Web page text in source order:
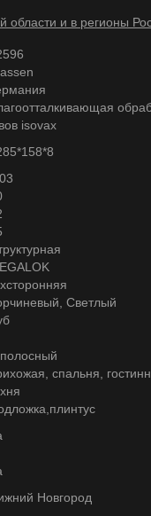
области и в регионы
isovax
Светлый
спальня,
Новгород